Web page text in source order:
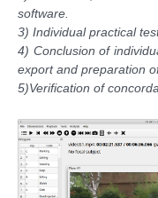
software.
3) Individual practical
4) Conclusion of
export and preparation
5)Verification of